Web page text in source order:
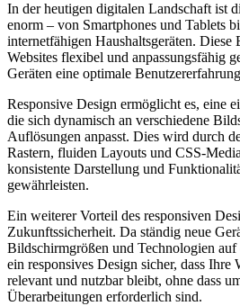
In der heutigen digitalen Landschaft ist
enorm – von Smartphones und Tablets
internetfähigen Haushaltsgeräten.
Websites flexibel und anpassungsfähig
Geräten eine optimale
Responsive Design ermöglicht es, eine
die sich dynamisch an verschiedene
Auflösungen anpasst. Dies wird durch
Rastern, fluiden Layouts und CSS-
konsistente Darstellung und
gewährleisten.
Ein weiterer Vorteil des responsiven
Zukunftssicherheit. Da ständig neue
Bildschirmgrößen und Technologien
ein responsives Design sicher, dass
relevant und nutzbar bleibt, ohne dass
Überarbeitungen erforderlich sind.